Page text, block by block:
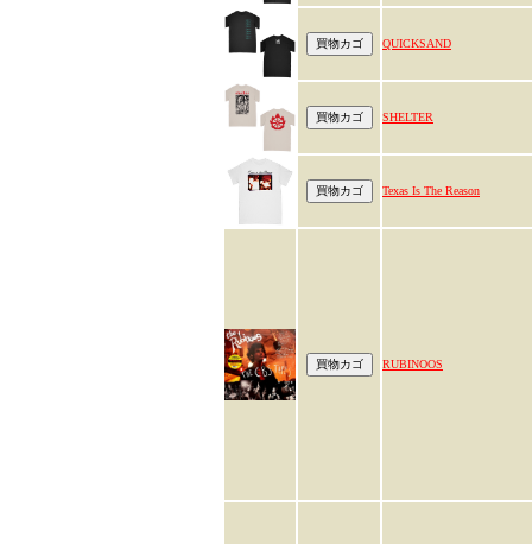
QUICKSAND
SHELTER
Texas Is The Reason
RUBINOOS